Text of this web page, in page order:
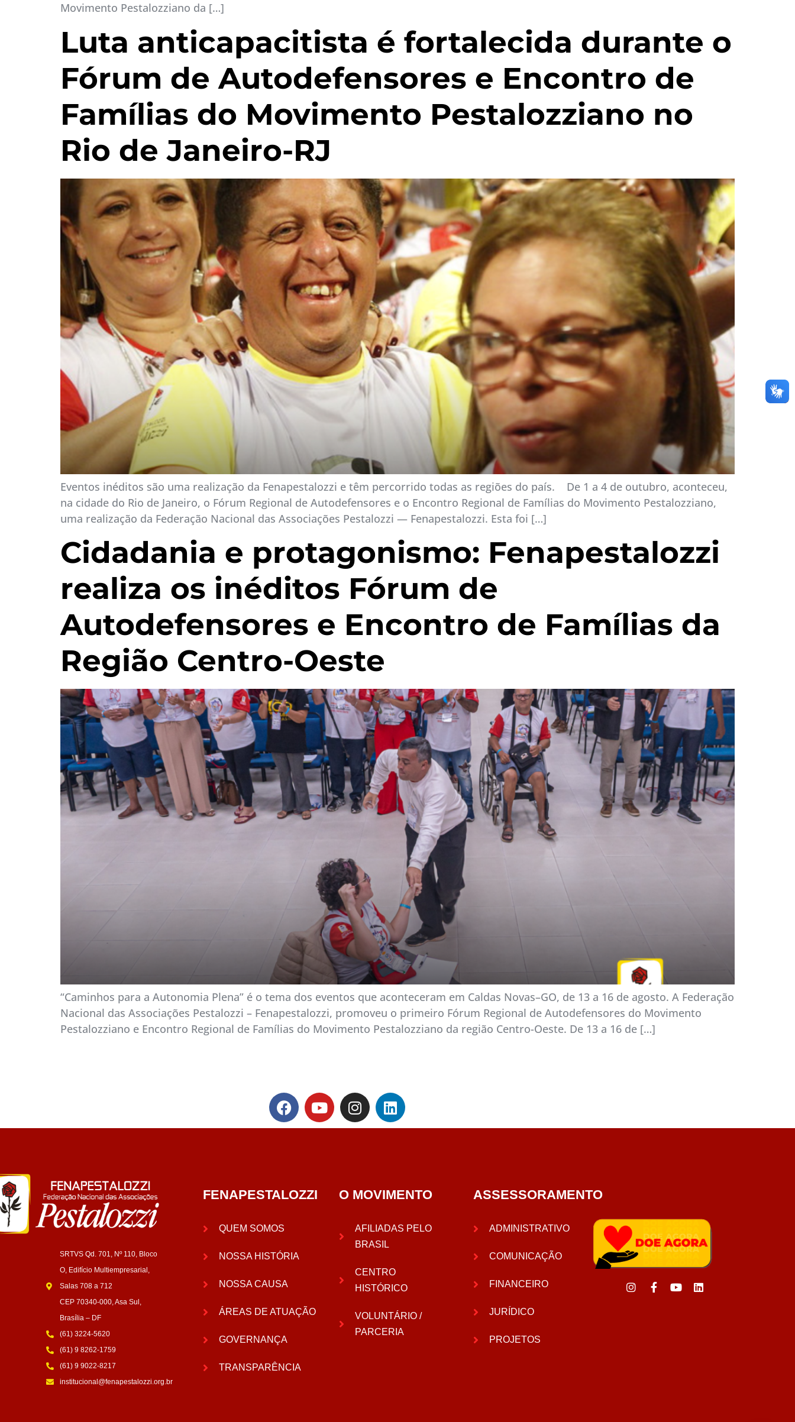
Movimento Pestalozziano da […]
Luta anticapacitista é fortalecida durante o
Fórum de Autodefensores e Encontro de
Famílias do Movimento Pestalozziano no
Rio de Janeiro-RJ
Eventos inéditos são uma realização da Fenapestalozzi e têm percorrido todas as regiões do país. De 1 a 4 de outubro, aconteceu,
na cidade do Rio de Janeiro, o Fórum Regional de Autodefensores e o Encontro Regional de Famílias do Movimento Pestalozziano,
uma realização da Federação Nacional das Associações Pestalozzi — Fenapestalozzi. Esta foi […]
Cidadania e protagonismo: Fenapestalozzi
realiza os inéditos Fórum de
Autodefensores e Encontro de Famílias da
Região Centro-Oeste
“Caminhos para a Autonomia Plena” é o tema dos eventos que aconteceram em Caldas Novas–GO, de 13 a 16 de agosto. A Federação
Nacional das Associações Pestalozzi – Fenapestalozzi, promoveu o primeiro Fórum Regional de Autodefensores do Movimento
Pestalozziano e Encontro Regional de Famílias do Movimento Pestalozziano da região Centro-Oeste. De 13 a 16 de […]
SRTVS Qd. 701, Nº 110, Bloco
O, Edifício Multiempresarial,
Salas 708 a 712
CEP 70340-000, Asa Sul,
Brasília – DF
(61) 3224-5620
(61) 9 8262-1759
(61) 9 9022-8217
institucional@fenapestalozzi.org.br
FENAPESTALOZZI
QUEM SOMOS
NOSSA HISTÓRIA
NOSSA CAUSA
ÁREAS DE ATUAÇÃO
GOVERNANÇA
TRANSPARÊNCIA
O MOVIMENTO
AFILIADAS PELO
BRASIL
CENTRO
HISTÓRICO
VOLUNTÁRIO /
PARCERIA
ASSESSORAMENTO
ADMINISTRATIVO
COMUNICAÇÃO
FINANCEIRO
JURÍDICO
PROJETOS